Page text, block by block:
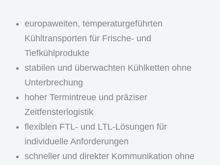
europaweiten, temperaturgeführten
Kühltransporten für Frische- und
Tiefkühlprodukte
stabilen und überwachten Kühlketten ohne
Unterbrechung
hoher Termintreue und präziser
Zeitfensterlogistik
flexiblen FTL- und LTL-Lösungen für
individuelle Anforderungen
schneller und direkter Kommunikation ohne